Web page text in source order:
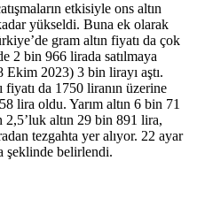
etkisiyle ons altın
yükseldi. Buna ek olarak
gram altın fiyatı da çok
2 bin 966 lirada satılmaya
Ekim 2023) 3 bin lirayı aştı.
fiyatı da 1750 liranın üzerine
lira oldu. Yarım altın 6 bin 71
2,5’luk altın 29 bin 891 lira,
tezgahta yer alıyor. 22 ayar
şeklinde belirlendi.